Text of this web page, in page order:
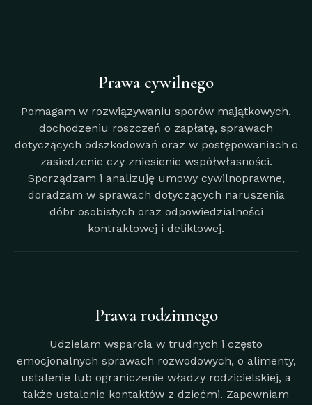
Prawa cywilnego
Pomagam w rozwiązywaniu sporów majątkowych,
dochodzeniu roszczeń o zapłatę, sprawach
dotyczących odszkodowań oraz w postępowaniach o
zasiedzenie czy zniesienie współwłasności.
Sporządzam i analizuję umowy cywilnoprawne,
doradzam w sprawach dotyczących naruszenia
dóbr osobistych oraz odpowiedzialności
kontraktowej i deliktowej.
Prawa rodzinnego
Udzielam wsparcia w trudnych i często
emocjonalnych sprawach rozwodowych, o alimenty,
ustalenie lub ograniczenie władzy rodzicielskiej, a
także ustalenie kontaktów z dziećmi. Zapewniam